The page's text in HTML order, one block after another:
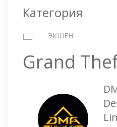
Категория
ЭКШЕН
Grand